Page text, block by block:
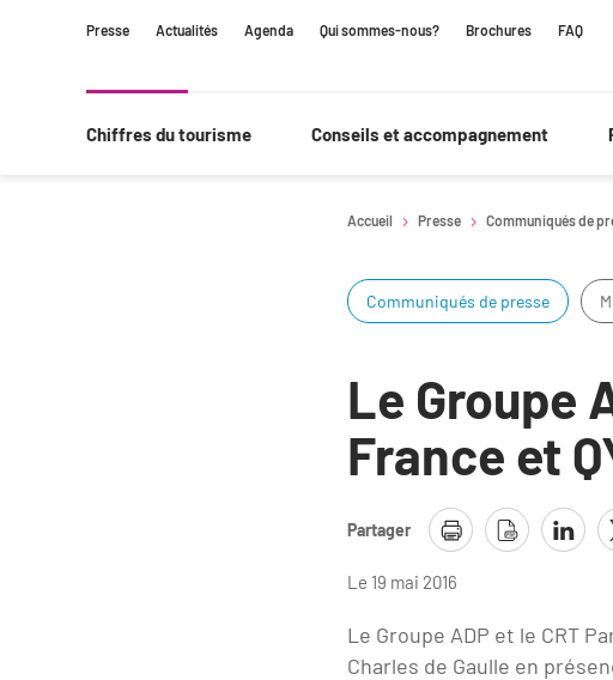
Navigation
RecherchePresse Actualités Agenda Qui sommes-nous? Brochures FAQ
Chiffres du tourisme Conseils et accompagnement
Accueil Presse Communiqués de
Communiqués de presse
Le Groupe
France et
Partager
Le 19 mai 2016
Le Groupe ADP et le CRT
Charles de Gaulle en